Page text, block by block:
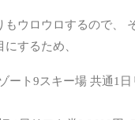
ウロウロするので、
するため、
ート9スキー場 共通1日